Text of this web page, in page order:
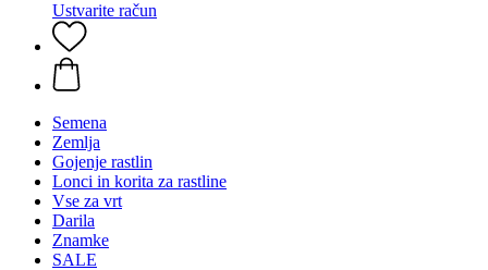
Ustvarite račun
Semena
Zemlja
Gojenje rastlin
Lonci in korita za rastline
Vse za vrt
Darila
Znamke
SALE